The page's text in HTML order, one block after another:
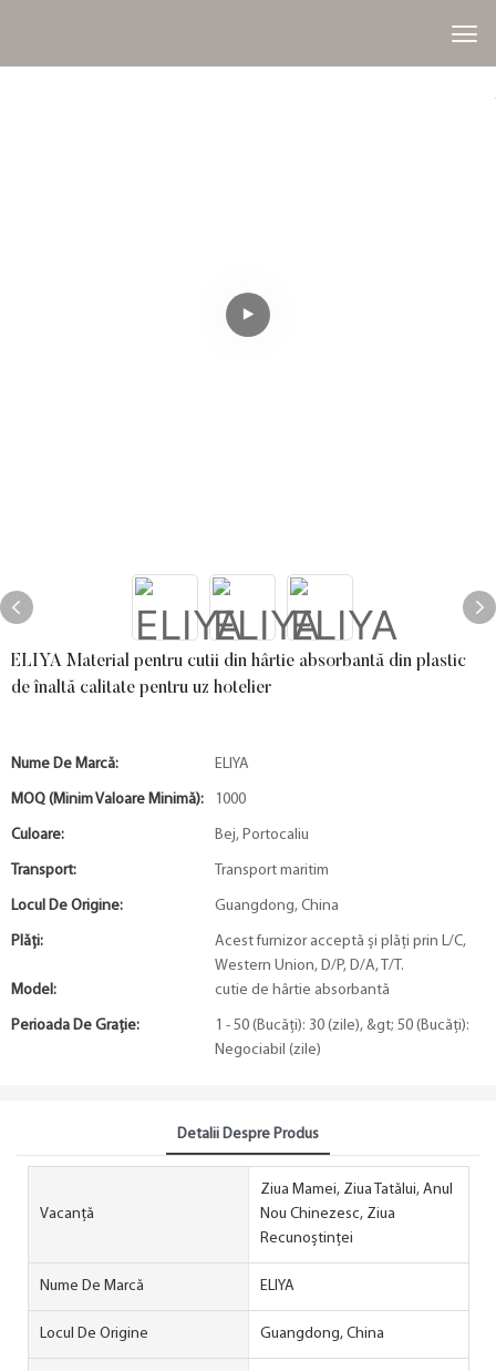
ELIYA Material pentru cutii din hârtie absorbantă din plastic
de înaltă calitate pentru uz hotelier
Nume De Marcă: ELIYA
MOQ (minim Valoare Minimă): 1000
Culoare: Bej, Portocaliu
Transport: Transport maritim
Locul De Origine: Guangdong, China
Plăți:
Acest furnizor acceptă și plăți prin L/C,
Western Union, D/P, D/A, T/T.
Model:
cutie de hârtie absorbantă
Perioada De Graţie:
1 - 50 (Bucăți): 30 (zile), &gt; 50 (Bucăți):
Negociabil (zile)
Detalii Despre Produs
Vacanţă
Ziua Mamei, Ziua Tatălui, Anul
Nou Chinezesc, Ziua
Recunoștinței
Nume De Marcă ELIYA
Locul De Origine Guangdong, China